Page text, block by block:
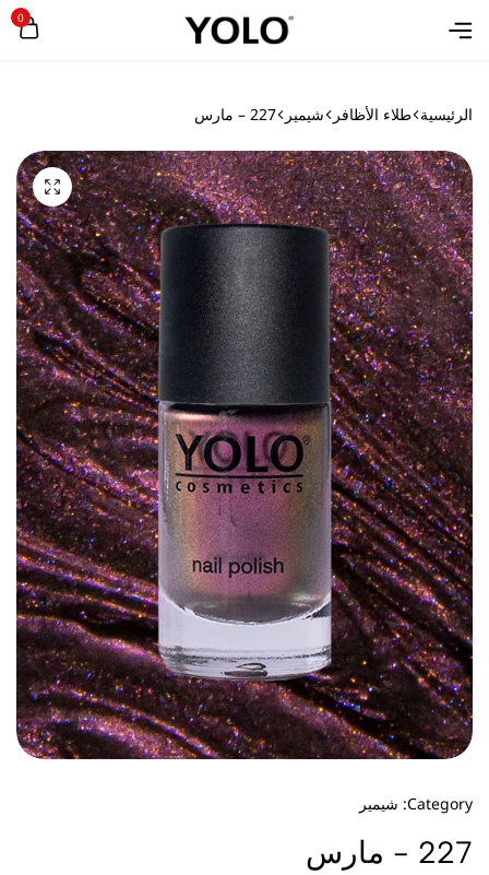
0
الرئيسية طلاء الأظافر شيمير 227 – مارس
Category: شيمير
227 - مارس